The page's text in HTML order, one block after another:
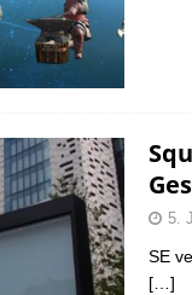
5.
SE
[…]